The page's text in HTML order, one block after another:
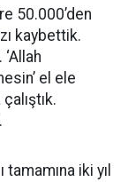
50.000’den
kaybettik.
el ele
iki yıl